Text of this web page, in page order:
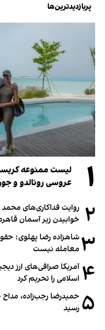
پربازدیدترین‌ها
۱
عروسی رونالدو و
۲ خوابیدن زیر آسمان
۳شاهزاده رضا پهلوی:
معامله نیست
۴ آمریکا صرافی‌های ارز
اسلامی را تحریم کرد
۵ حمیدرضا رجب‌زاده،
رسید